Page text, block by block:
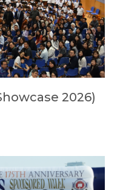
2026)